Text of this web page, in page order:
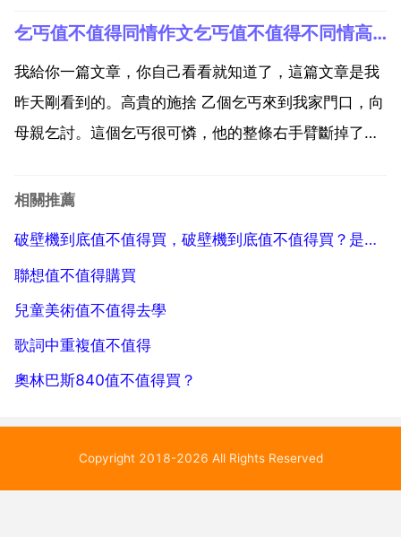
憑藉自己的勞力勞動去幫助別人。而那些四肢健全的人
還去當乞丐，簡直就是可恥！勞動永遠都是光榮的，而
做乞丐，...
乞丐值不值得同情作文乞丐值不值得不同情高中作文800字
我給你一篇文章，你自己看看就知道了，這篇文章是我
昨天剛看到的。高貴的施捨 乙個乞丐來到我家門口，向
母親乞討。這個乞丐很可憐，他的整條右手臂斷掉了，
會慷慨施捨的，可是母親卻指著門前一堆磚對乞丐說 你
相關推薦
破壁機到底值不值得買，破壁機到底值不值得買？是買美的破壁機？還是德國暖爸爸破壁機好？
聯想值不值得購買
兒童美術值不值得去學
歌詞中重複值不值得
奧林巴斯840值不值得買？
Copyright 2018-2026 All Rights Reserved